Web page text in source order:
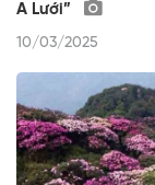
A Lưới”
10/03/2025